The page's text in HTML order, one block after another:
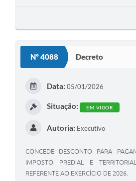
Nº 4088 Decreto
Data: 05/01/2026
Situação: EM VIGOR
Autoria: Executivo
CONCEDE DESCONTO PARA
IMPOSTO PREDIAL E
REFERENTE AO EXERCÍCIO DE 2026.